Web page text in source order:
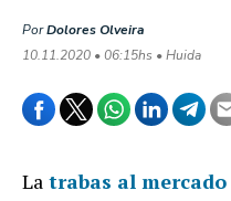
PorDolores Olveira
10.11.2020 • 06:15hs • Huida
La trabas al